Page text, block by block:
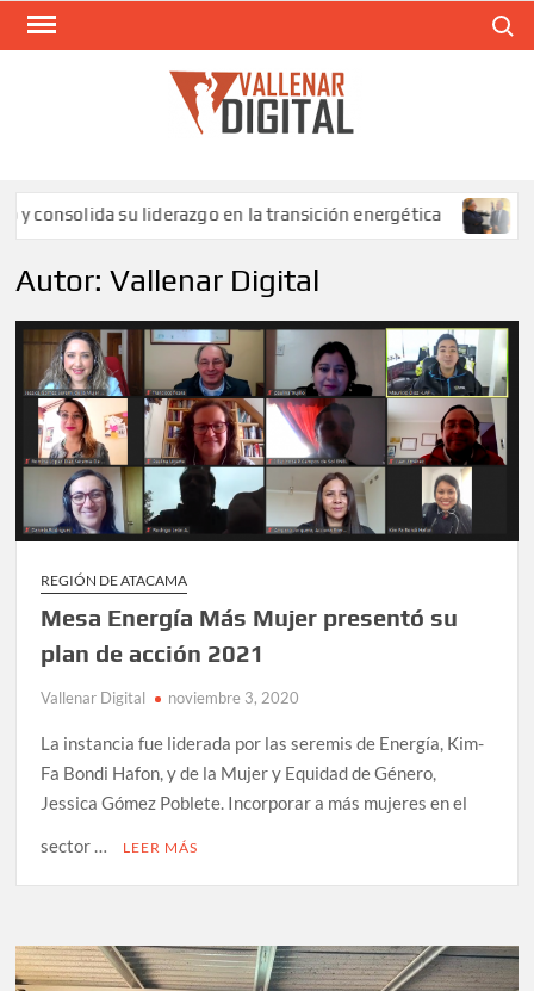
Saltar
su liderazgo en la transición energética SLEP
Autor:Vallenar Digital
REGIÓN DE ATACAMA
Mesa Energía Más Mujer presentó su
plan de acción 2021
Vallenar Digital noviembre 3, 2020
La instancia fue liderada por las seremis de Energía, Kim-
Fa Bondi Hafon, y de la Mujer y Equidad de Género,
Jessica Gómez Poblete. Incorporar a más mujeres en el
sector …
LEER MÁS